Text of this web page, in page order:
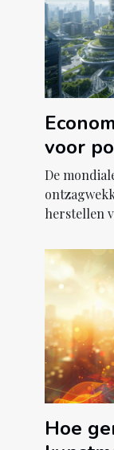
voor
De
herstellen
Hoe